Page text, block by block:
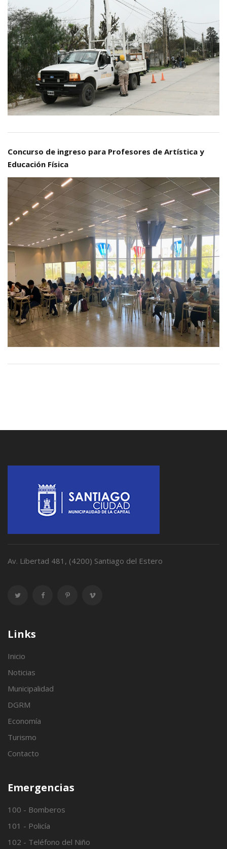
Concurso de ingreso para Profesores de Artística y
Educación Física
Av. Libertad 481, (4200) Santiago del Estero
Links
Inicio
Noticias
Municipalidad
DGRM
Economía
Turismo
Contacto
Emergencias
100 - Bomberos
101 - Policía
102 - Teléfono del Niño